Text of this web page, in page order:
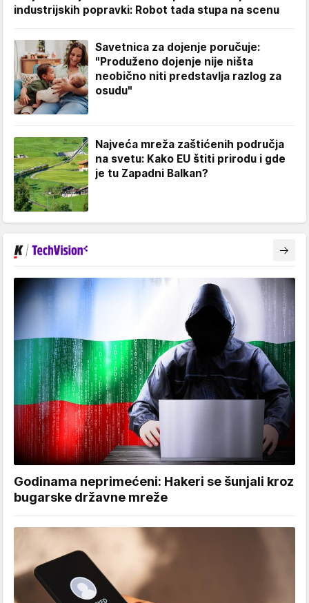
industrijskih popravki: Robot tada stupa na scenu
Savetnica za dojenje poručuje:
"Produženo dojenje nije ništa
neobično niti predstavlja razlog za
osudu"
Najveća mreža zaštićenih područja
na svetu: Kako EU štiti prirodu i gde
je tu Zapadni Balkan?
Godinama neprimećeni: Hakeri se šunjali kroz
bugarske državne mreže